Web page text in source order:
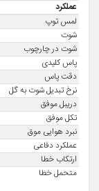
عملکرد
لمس توپ
شوت
شوت در چارچوب
پاس کلیدی
دقت پاس
نرخ تبدیل شوت به گل
دریبل موفق
تکل موفق
نبرد هوایی موق
عملکرد دفاعی
ارتکاب خطا
متحمل خطا